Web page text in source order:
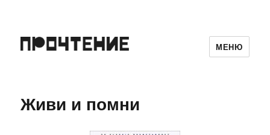
МЕНЮ
Живи и помни